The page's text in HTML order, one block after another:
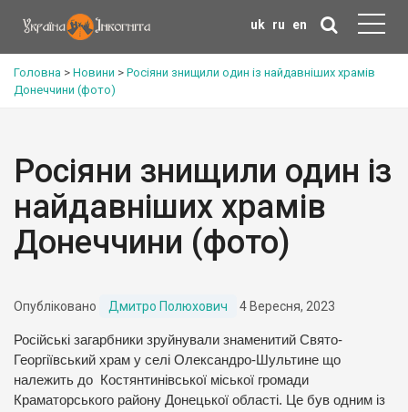
uk ru en
Головна > Новини > Росіяни знищили один із найдавніших храмів
Донеччини (фото)
Росіяни знищили один із
найдавніших храмів
Донеччини (фото)
Опубліковано Дмитро Полюхович 4 Вересня, 2023
Російські загарбники зруйнували знаменитий Свято-
Георгіївський храм у селі Олександро-Шультине що
належить до Костянтинівської міської громади
Краматорського району Донецької області. Це був одним із